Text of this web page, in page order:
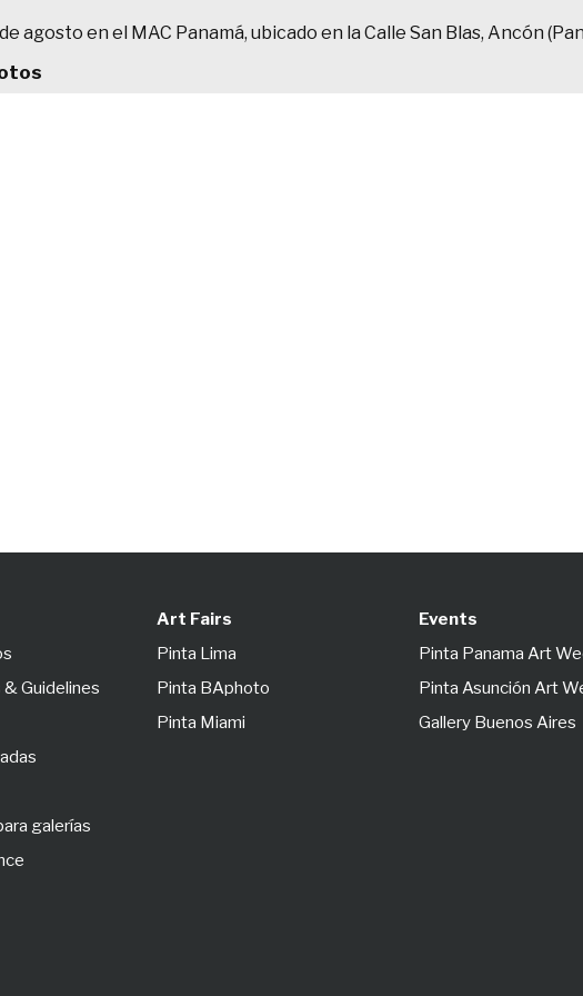
agosto en el MAC Panamá, ubicado en la Calle San Blas, Ancón
Guidelines
galerías
Art Fairs
Pinta Lima
Pinta BAphoto
Pinta Miami
Events
Pinta Panama Art
Pinta Asunción Art
Gallery Buenos Aires